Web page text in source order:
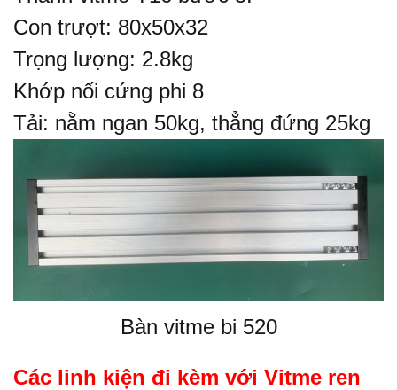
Con trượt: 80x50x32
Trọng lượng: 2.8kg
Khớp nối cứng phi 8
Tải: nằm ngan 50kg, thẳng đứng 25kg
Bàn vitme bi 520
Các linh kiện đi kèm với Vitme ren